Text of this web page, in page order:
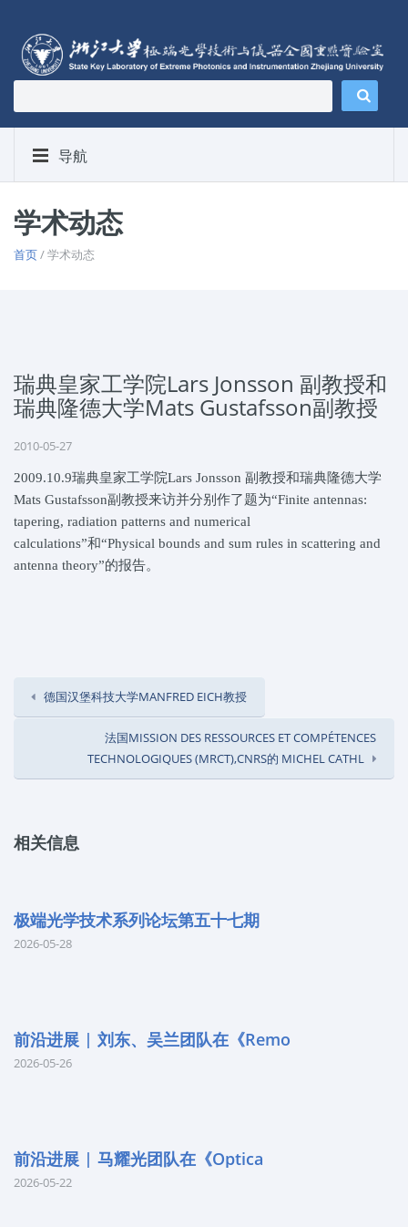
导航
学术动态
首页/ 学术动态
瑞典皇家工学院Lars Jonsson 副教授和
瑞典隆德大学Mats Gustafsson副教授
2010-05-27
2009.10.9瑞典皇家工学院Lars Jonsson 副教授和瑞典隆德大学
Mats Gustafsson副教授来访并分别作了题为“Finite antennas:
tapering, radiation patterns and numerical
calculations”和“Physical bounds and sum rules in scattering and
antenna theory”的报告。
德国汉堡科技大学MANFRED EICH教授
法国MISSION DES RESSOURCES ET COMPÉTENCES
TECHNOLOGIQUES (MRCT),CNRS的 MICHEL CATHL
相关信息
极端光学技术系列论坛第五十七期
2026-05-28
前沿进展 | 刘东、吴兰团队在《Remo
2026-05-26
前沿进展 | 马耀光团队在《Optica
2026-05-22